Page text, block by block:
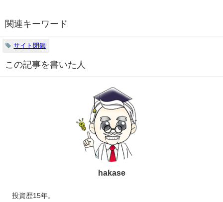
関連キーワード
サイト閉鎖
この記事を書いた人
hakase
投資歴15年。